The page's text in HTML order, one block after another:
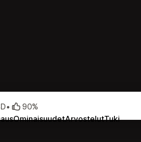
OminaisuudetArvostelutTuki
• 90%